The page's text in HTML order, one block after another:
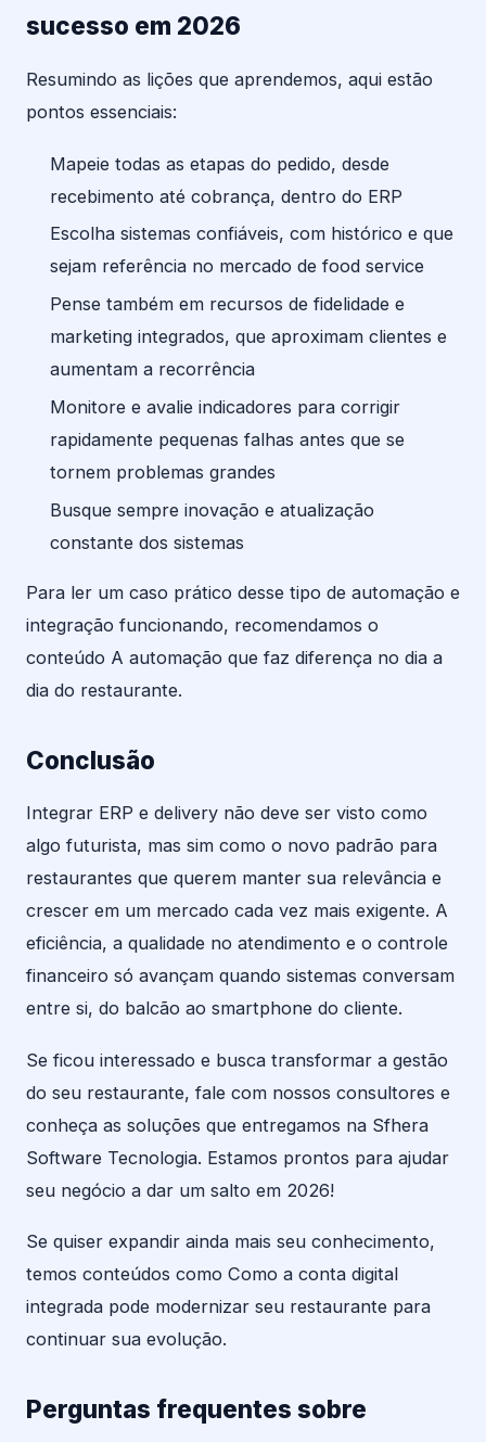
sucesso em 2026
Resumindo as lições que aprendemos, aqui estão
pontos essenciais:
Mapeie todas as etapas do pedido, desde
recebimento até cobrança, dentro do ERP
Escolha sistemas confiáveis, com histórico e que
sejam referência no mercado de food service
Pense também em recursos de fidelidade e
marketing integrados, que aproximam clientes e
aumentam a recorrência
Monitore e avalie indicadores para corrigir
rapidamente pequenas falhas antes que se
tornem problemas grandes
Busque sempre inovação e atualização
constante dos sistemas
Para ler um caso prático desse tipo de automação e
integração funcionando, recomendamos o
conteúdo A automação que faz diferença no dia a
dia do restaurante.
Conclusão
Integrar ERP e delivery não deve ser visto como
algo futurista, mas sim como o novo padrão para
restaurantes que querem manter sua relevância e
crescer em um mercado cada vez mais exigente. A
eficiência, a qualidade no atendimento e o controle
financeiro só avançam quando sistemas conversam
entre si, do balcão ao smartphone do cliente.
Se ficou interessado e busca transformar a gestão
do seu restaurante, fale com nossos consultores e
conheça as soluções que entregamos na Sfhera
Software Tecnologia. Estamos prontos para ajudar
seu negócio a dar um salto em 2026!
Se quiser expandir ainda mais seu conhecimento,
temos conteúdos como Como a conta digital
integrada pode modernizar seu restaurante para
continuar sua evolução.
Perguntas frequentes sobre